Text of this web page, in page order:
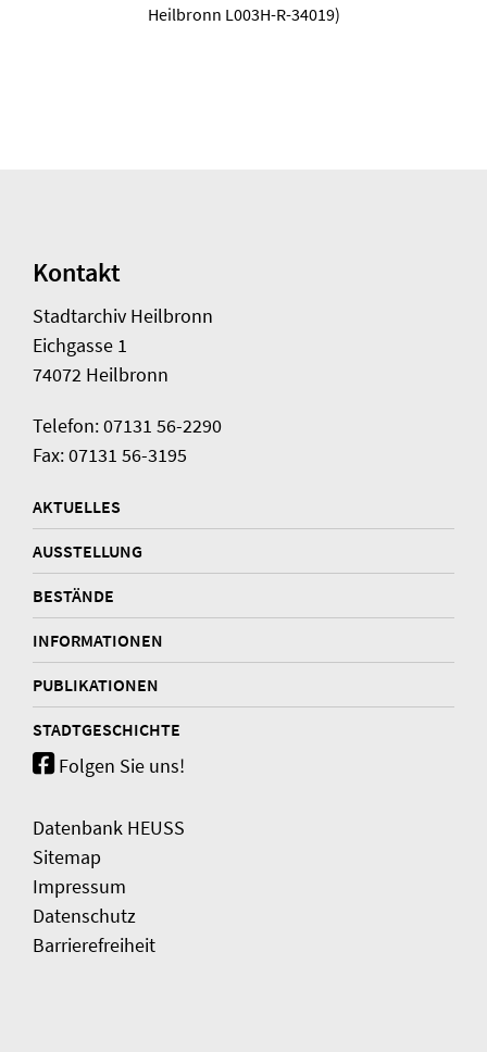
Heilbronn L003H-R-34019)
Kontakt
Stadtarchiv Heilbronn
Eichgasse 1
74072 Heilbronn
Telefon: 07131 56-2290
Fax: 07131 56-3195
AKTUELLES
AUSSTELLUNG
BESTÄNDE
INFORMATIONEN
PUBLIKATIONEN
STADTGESCHICHTE
Folgen Sie uns!
Datenbank HEUSS
Sitemap
Impressum
Datenschutz
Barrierefreiheit